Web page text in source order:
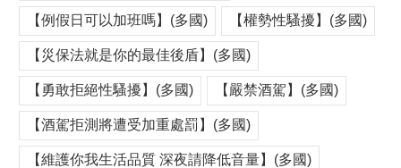
【例假日可以加班嗎】(多國) 【權勢性騷擾】(多國)
【災保法就是你的最佳後盾】(多國)
【勇敢拒絕性騷擾】(多國) 【嚴禁酒駕】(多國)
【酒駕拒測將遭受加重處罰】(多國)
【維護你我生活品質 深夜請降低音量】(多國)